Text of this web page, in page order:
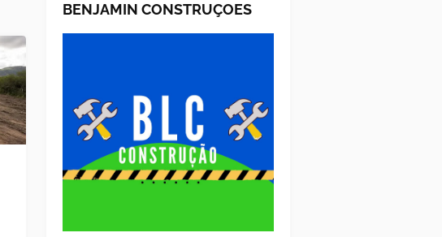
BENJAMIN CONSTRUÇOES